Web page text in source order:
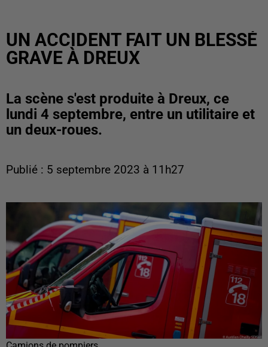
UN ACCIDENT FAIT UN BLESSÉ
GRAVE À DREUX
La scène s'est produite à Dreux, ce
lundi 4 septembre, entre un utilitaire et
un deux-roues.
Publié : 5 septembre 2023 à 11h27